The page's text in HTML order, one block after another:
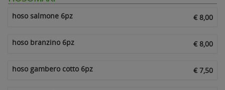
hoso salmone 6pz € 8,00
hoso branzino 6pz € 8,00
hoso gambero cotto 6pz € 7,50